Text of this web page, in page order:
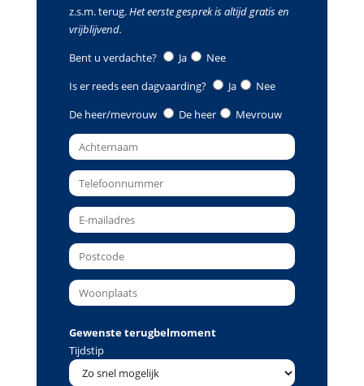
z.s.m. terug.Het eerste gesprek is altijd gratis en
vrijblijvend.
Bent u verdachte?
Ja
Nee
Is er reeds een dagvaarding?
Ja
Nee
De heer/mevrouw
De heer Mevrouw
Gewenste terugbelmoment
Tijdstip